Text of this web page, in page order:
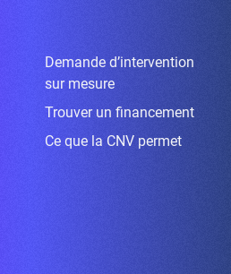
Demande d’intervention
sur mesure
Trouver un financement
Ce que la CNV permet